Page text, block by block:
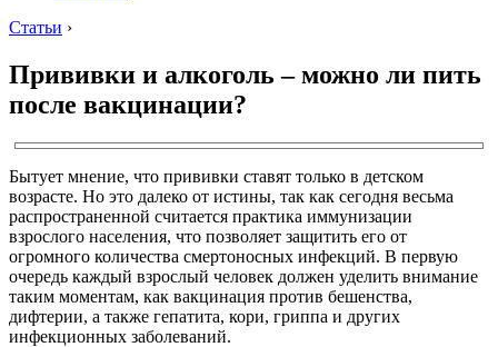
Статьи ›
Прививки и алкоголь – можно ли пить
после вакцинации?
Бытует мнение, что прививки ставят только в детском
возрасте. Но это далеко от истины, так как сегодня весьма
распространенной считается практика иммунизации
взрослого населения, что позволяет защитить его от
огромного количества смертоносных инфекций. В первую
очередь каждый взрослый человек должен уделить внимание
таким моментам, как вакцинация против бешенства,
дифтерии, а также гепатита, кори, гриппа и других
инфекционных заболеваний.